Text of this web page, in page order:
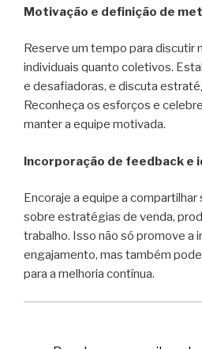
Motivação e definição de
Reserve um tempo para
individuais quanto coletivos.
e desafiadoras, e discuta
Reconheça os esforços e
manter a equipe motivada.
Incorporação de feedback e
Encoraje a equipe a
sobre estratégias de venda,
trabalho. Isso não só promove a
engajamento, mas também
para a melhoria contínua.